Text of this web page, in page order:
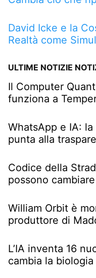
David Icke e la
Realtà come
ULTIME NOTIZIE
Il Computer
funziona a
WhatsApp e IA:
punta alla
Codice della
possono
William Orbit è
produttore di
L’IA inventa 16
cambia la biologia